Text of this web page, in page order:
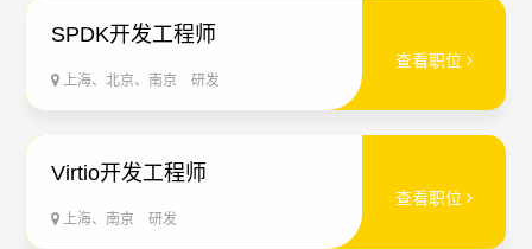
SPDK开发工程师
上海、北京、南京 研发
查看职位
Virtio开发工程师
上海、南京 研发
查看职位